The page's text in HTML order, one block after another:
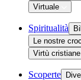
Virtuale
Spiritualità
Le nostre
Virtù cristiane
Scoperte